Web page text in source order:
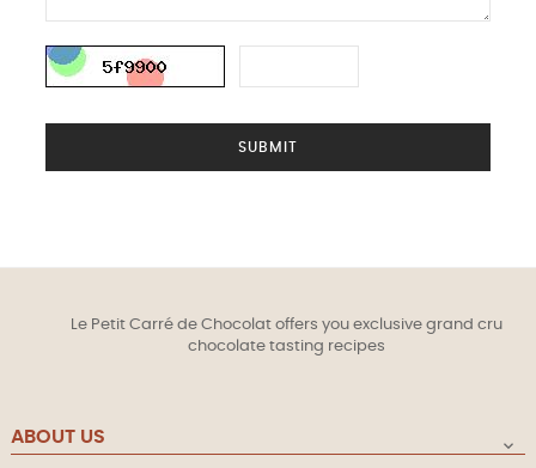
SUBMIT
Le Petit Carré de Chocolat offers you exclusive grand cru
chocolate tasting recipes
ABOUT US 